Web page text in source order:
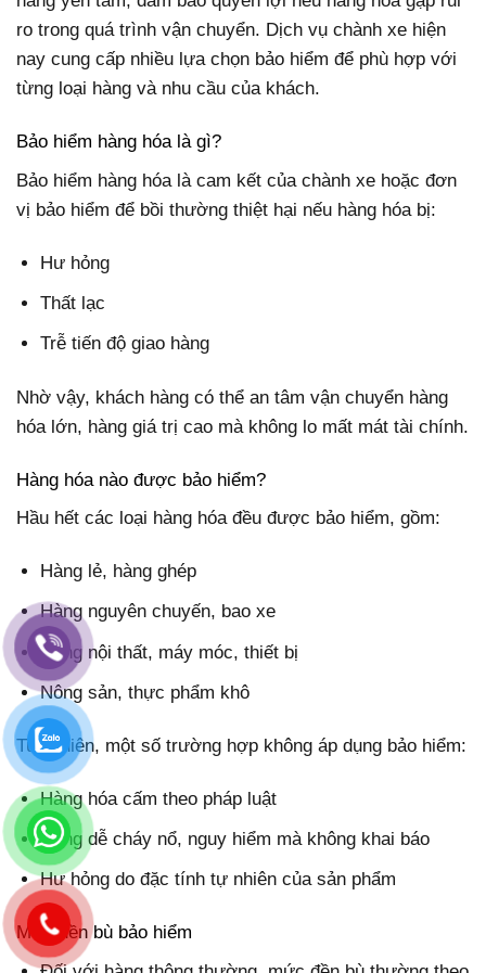
ro trong quá trình vận chuyển. Dịch vụ chành xe hiện
nay cung cấp nhiều lựa chọn bảo hiểm để phù hợp với
từng loại hàng và nhu cầu của khách.
Bảo hiểm hàng hóa là gì?
Bảo hiểm hàng hóa là cam kết của chành xe hoặc đơn
vị bảo hiểm để bồi thường thiệt hại nếu hàng hóa bị:
Hư hỏng
Thất lạc
Trễ tiến độ giao hàng
Nhờ vậy, khách hàng có thể an tâm vận chuyển hàng
hóa lớn, hàng giá trị cao mà không lo mất mát tài chính.
Hàng hóa nào được bảo hiểm?
Hầu hết các loại hàng hóa đều được bảo hiểm, gồm:
Hàng lẻ, hàng ghép
Hàng nguyên chuyến, bao xe
Hàng nội thất, máy móc, thiết bị
Nông sản, thực phẩm khô
Tuy nhiên, một số trường hợp không áp dụng bảo hiểm:
Hàng hóa cấm theo pháp luật
Hàng dễ cháy nổ, nguy hiểm mà không khai báo
Hư hỏng do đặc tính tự nhiên của sản phẩm
Mức đền bù bảo hiểm